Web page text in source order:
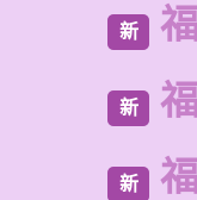
新
新
新